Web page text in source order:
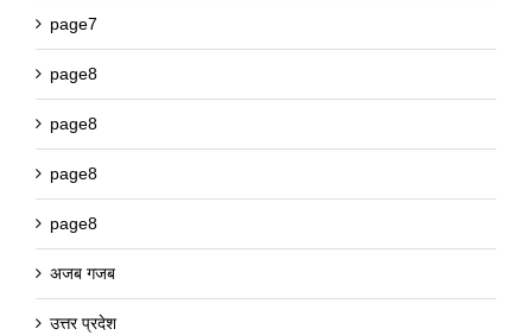
page7
page8
page8
page8
page8
अजब गजब
उत्तर प्रदेश